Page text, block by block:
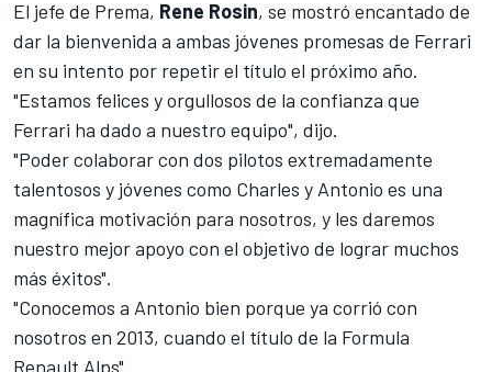
El jefe de Prema, Rene Rosin, se mostró encantado de
dar la bienvenida a ambas jóvenes promesas de Ferrari
en su intento por repetir el título el próximo año.
"Estamos felices y orgullosos de la confianza que
Ferrari ha dado a nuestro equipo", dijo.
"Poder colaborar con dos pilotos extremadamente
talentosos y jóvenes como Charles y Antonio es una
magnífica motivación para nosotros, y les daremos
nuestro mejor apoyo con el objetivo de lograr muchos
más éxitos".
"Conocemos a Antonio bien porque ya corrió con
nosotros en 2013, cuando el título de la Formula
Renault Alps".